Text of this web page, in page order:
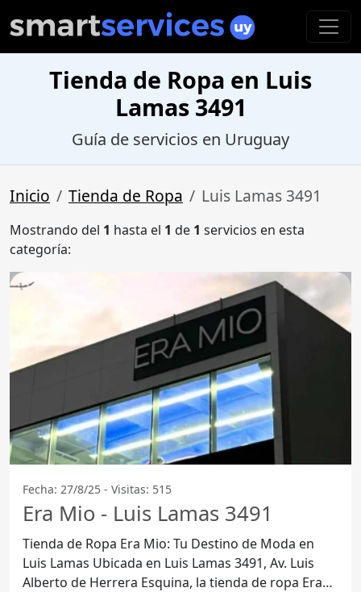
Tienda de Ropa en Luis
Lamas 3491
Guía de servicios en Uruguay
Inicio Tienda de Ropa Luis Lamas 3491
Mostrando del 1 hasta el 1 de 1 servicios en esta
categoría:
Fecha: 27/8/25 - Visitas: 515
Era Mio - Luis Lamas 3491
Tienda de Ropa Era Mio: Tu Destino de Moda en
Luis Lamas Ubicada en Luis Lamas 3491, Av. Luis
Alberto de Herrera Esquina, la tienda de ropa Era